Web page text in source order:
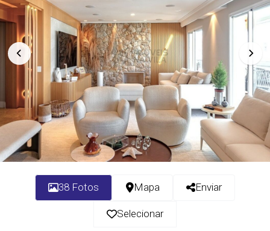
Imóveis
Viva
Vila
Sobre
Contato
38 Fotos Mapa Enviar
Selecionar